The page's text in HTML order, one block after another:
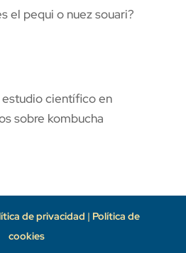
el pequi o nuez souari?
científico en
sobre kombucha
de privacidad | Política de
cookies